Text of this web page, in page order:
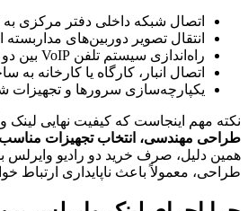
اتصال شبکه داخلی دفتر مرکزی
انتقال تصویر دوربین‌های
راه‌اندازی سیستم تلفن VoIP بین دو ساختمان
اتصال انبار، کارگاه یا کارخانه به
یکپارچه‌سازی سرورها و تجهیزات
نکته مهم اینجاست که کیفیت نهایی لینک
طراحی مهندسی، انتخاب تجهیزات
طراحی، معمولاً باعث ناپایداری ارتباط